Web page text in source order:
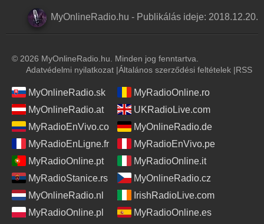
MyOnlineRadio.hu - Publikálás ideje: 2018.12.20.
© 2026 MyOnlineRadio.hu. Minden jog fenntartva.
Adatvédelmi nyilatkozat |Általános szerződési feltételek |RSS
MyOnlineRadio.sk
MyRadioOnline.ro
MyOnlineRadio.at
UKRadioLive.com
MyRadioEnVivo.co
MyOnlineRadio.de
MyRadioEnLigne.fr
MyRadioEnVivo.pe
MyRadioOnline.pt
MyRadioOnline.it
MyRadioStanice.rs
MyOnlineRadio.cz
MyOnlineRadio.nl
IrishRadioLive.com
MyRadioOnline.pl
MyRadioOnline.es